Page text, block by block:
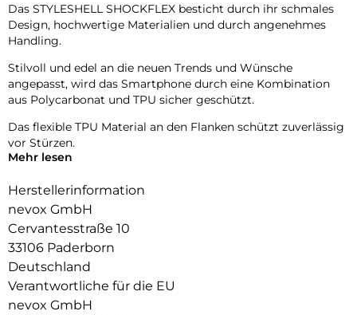
Das STYLESHELL SHOCKFLEX besticht durch ihr schmales
Design, hochwertige Materialien und durch angenehmes
Handling.
Stilvoll und edel an die neuen Trends und Wünsche
angepasst, wird das Smartphone durch eine Kombination
aus Polycarbonat und TPU sicher geschützt.
Das flexible TPU Material an den Flanken schützt zuverlässig
vor Stürzen.
Durch das verwendete Material ist diese komplett
Transparent und bringt jegliche Farbe des Smartphones,
passend zur Geltung.
Die Anschlüsse, Knöpfe und Kamera bleiben voll zugänglich.
Hochwertiges Schmutzabweisendes Material und
Schockproof durch eingearbeitete Luftpolster in den Ecken.
Mehr lesen
Herstellerinformation
nevox GmbH
Cervantesstraße 10
33106 Paderborn
Deutschland
Verantwortliche für die EU
nevox GmbH